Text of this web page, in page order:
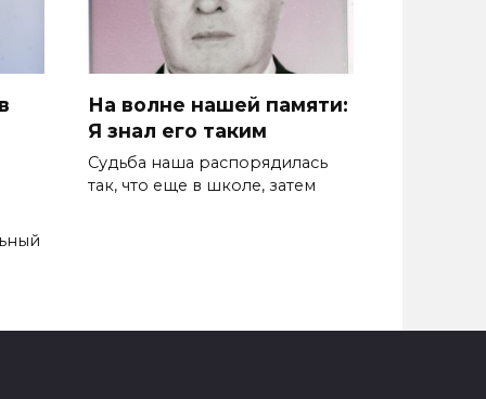
На волне нашей памяти:
Я знал его таким
Судьба наша распорядилась
так, что еще в школе, затем